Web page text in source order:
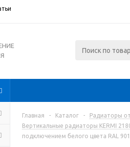
Главная - Каталог - Радиаторы
Вертикальные радиаторы KERMI
подключением белого цвета RAL